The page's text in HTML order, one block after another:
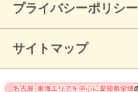
プライバシーポリシー
サイトマップ